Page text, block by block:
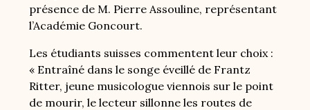
présence de M. Pierre Assouline, représentant
l’Académie Goncourt.
Les étudiants suisses commentent leur choix :
« Entraîné dans le songe éveillé de Frantz
Ritter, jeune musicologue viennois sur le point
de mourir, le lecteur sillonne les routes de